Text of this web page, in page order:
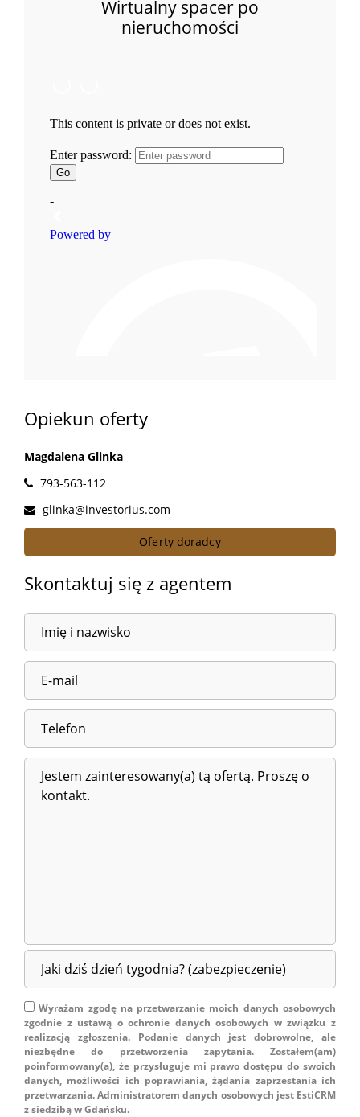
Wirtualny spacer po
nieruchomości
Opiekun oferty
Magdalena Glinka
793-563-112
glinka@investorius.com
Oferty doradcy
Skontaktuj się z agentem
Wyrażam zgodę na przetwarzanie moich danych osobowych
zgodnie z ustawą o ochronie danych osobowych w związku z
realizacją zgłoszenia. Podanie danych jest dobrowolne, ale
niezbędne do przetworzenia zapytania. Zostałem(am)
poinformowany(a), że przysługuje mi prawo dostępu do swoich
danych, możliwości ich poprawiania, żądania zaprzestania ich
przetwarzania. Administratorem danych osobowych jest EstiCRM
z siedzibą w Gdańsku.